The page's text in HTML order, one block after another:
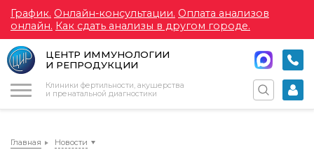
График. Онлайн-консультации. Оплата анализов
онлайн. Как сдать анализы в другом городе.
ЦЕНТР ИММУНОЛОГИИ
И РЕПРОДУКЦИИ
Клиники фертильности, акушерства
и пренатальной диагностики
Главная Новости